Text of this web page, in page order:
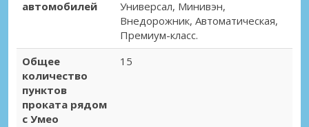
автомобилей
Универсал, Минивэн,
Внедорожник, Автоматическая,
Премиум-класс.
Общее
количество
пунктов
проката рядом
с Умео
15